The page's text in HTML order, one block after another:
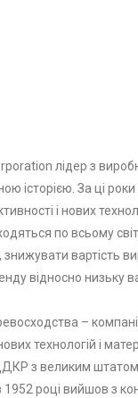
лідер з
історією. За ці
і нових
по всьому
вартість
відносно низьку
–
технологій і
з великим
році вийшов з